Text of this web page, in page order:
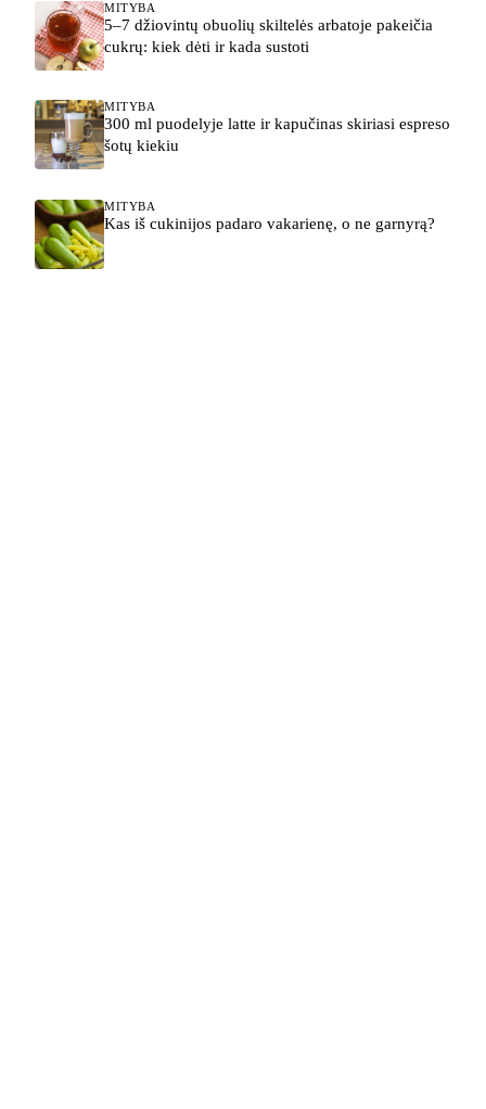
MITYBA
5–7 džiovintų obuolių skiltelės arbatoje pakeičia
cukrų: kiek dėti ir kada sustoti
MITYBA
300 ml puodelyje latte ir kapučinas skiriasi espreso
šotų kiekiu
MITYBA
Kas iš cukinijos padaro vakarienę, o ne garnyrą?